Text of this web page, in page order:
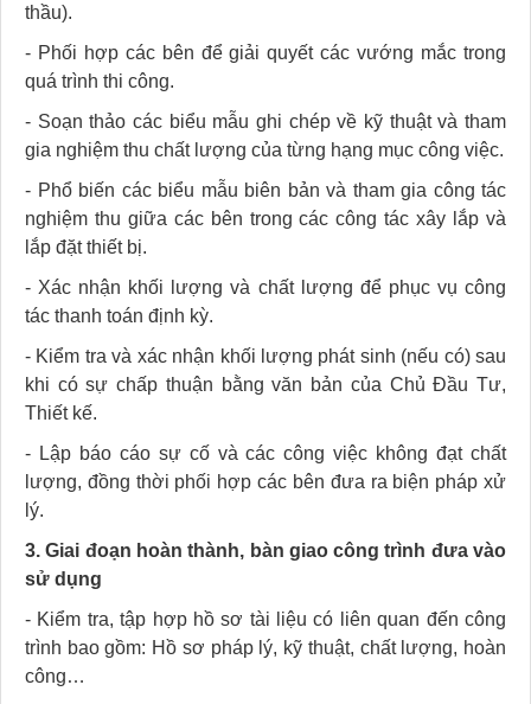
thầu).
- Phối hợp các bên để giải quyết các vướng mắc trong
quá trình thi công.
- Soạn thảo các biểu mẫu ghi chép về kỹ thuật và tham
gia nghiệm thu chất lượng của từng hạng mục công việc.
- Phổ biến các biểu mẫu biên bản và tham gia công tác
nghiệm thu giữa các bên trong các công tác xây lắp và
lắp đặt thiết bị.
- Xác nhận khối lượng và chất lượng để phục vụ công
tác thanh toán định kỳ.
- Kiểm tra và xác nhận khối lượng phát sinh (nếu có) sau
khi có sự chấp thuận bằng văn bản của Chủ Đầu Tư,
Thiết kế.
- Lập báo cáo sự cố và các công việc không đạt chất
lượng, đồng thời phối hợp các bên đưa ra biện pháp xử
lý.
3. Giai đoạn hoàn thành, bàn giao công trình đưa vào
sử dụng
- Kiểm tra, tập hợp hồ sơ tài liệu có liên quan đến công
trình bao gồm: Hồ sơ pháp lý, kỹ thuật, chất lượng, hoàn
công…